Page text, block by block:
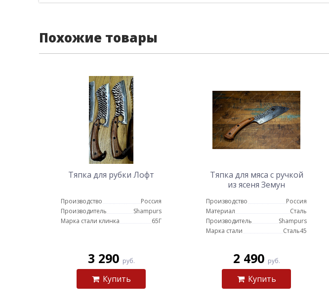
Похожие товары
Тяпка для рубки Лофт
Производство
Россия
Производитель
Shampurs
Марка стали клинка
65Г
3 290 руб.
Купить
Тяпка для мяса с ручкой
из ясеня Земун
Производство
Россия
Материал
Сталь
Производитель
Shampurs
Марка стали
Сталь45
2 490 руб.
Купить